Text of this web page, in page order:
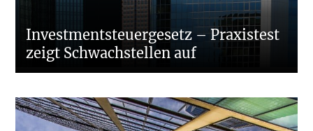
Investmentsteuergesetz – Praxistest
zeigt Schwachstellen auf